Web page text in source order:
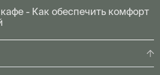
- Как обеспечить комфорт